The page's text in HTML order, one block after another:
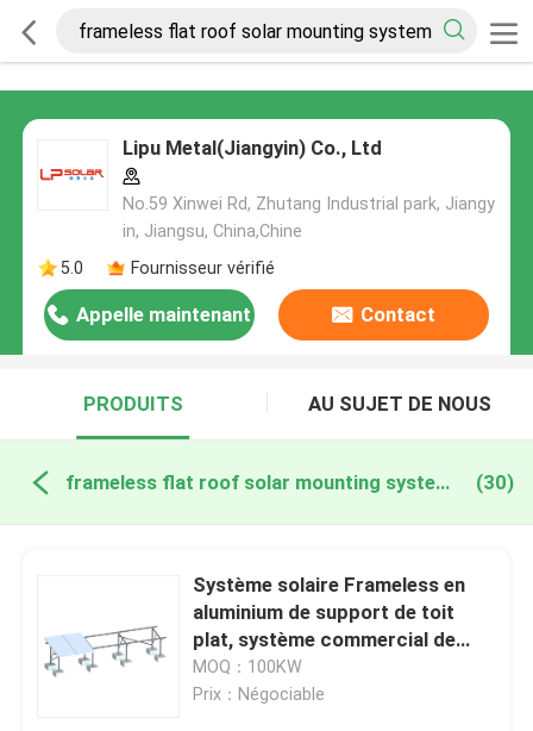
Lipu Metal(Jiangyin) Co., Ltd
No.59 Xinwei Rd, Zhutang Industrial park, Jiangy
in, Jiangsu, China,Chine
5.0
Fournisseur vérifié
Appelle maintenant Contact
PRODUITS AU SUJET DE NOUS
frameless flat roof solar mounting system fabrication en ligne (30)
Système solaire Frameless en
aluminium de support de toit
plat, système commercial de
support de ballast
MOQ：100KW
Prix：Négociable